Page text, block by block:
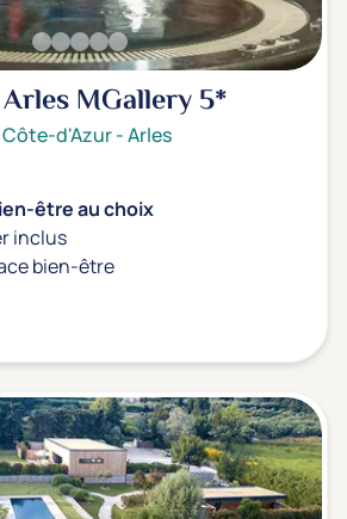
MGallery5*
d'Azur-Arles
être au choix
inclus
bien-être